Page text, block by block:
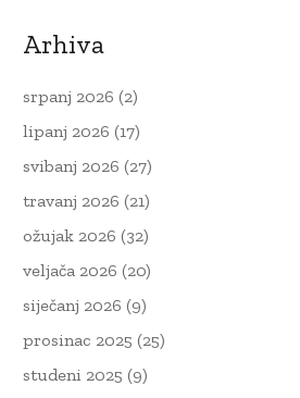
Arhiva
srpanj 2026 (2)
lipanj 2026 (17)
svibanj 2026 (27)
travanj 2026 (21)
ožujak 2026 (32)
veljača 2026 (20)
siječanj 2026 (9)
prosinac 2025 (25)
studeni 2025 (9)